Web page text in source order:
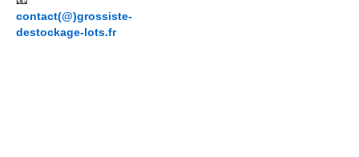
contact(@)grossiste-
destockage-lots.fr